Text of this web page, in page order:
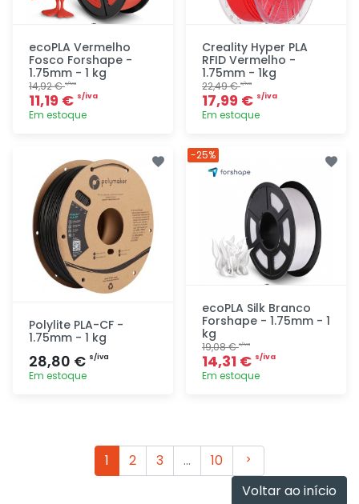
ecoPLA Vermelho
Fosco Forshape -
1.75mm - 1 kg
14,92 €s/iva
11,19 € s/iva
Em estoque
rapidamente
Creality Hyper PLA
RFID Vermelho -
1.75mm - 1kg
22,49 €s/iva
17,99 € s/iva
Em estoque
Polylite PLA-CF -
1.75mm - 1 kg
28,80 € s/iva
Em estoque
ecoPLA Silk Branco
Forshape - 1.75mm - 1
kg
19,08 €s/iva
14,31 € s/iva
Em estoque
-25%
1 2 3 … 10
Seguinte
Voltar ao início